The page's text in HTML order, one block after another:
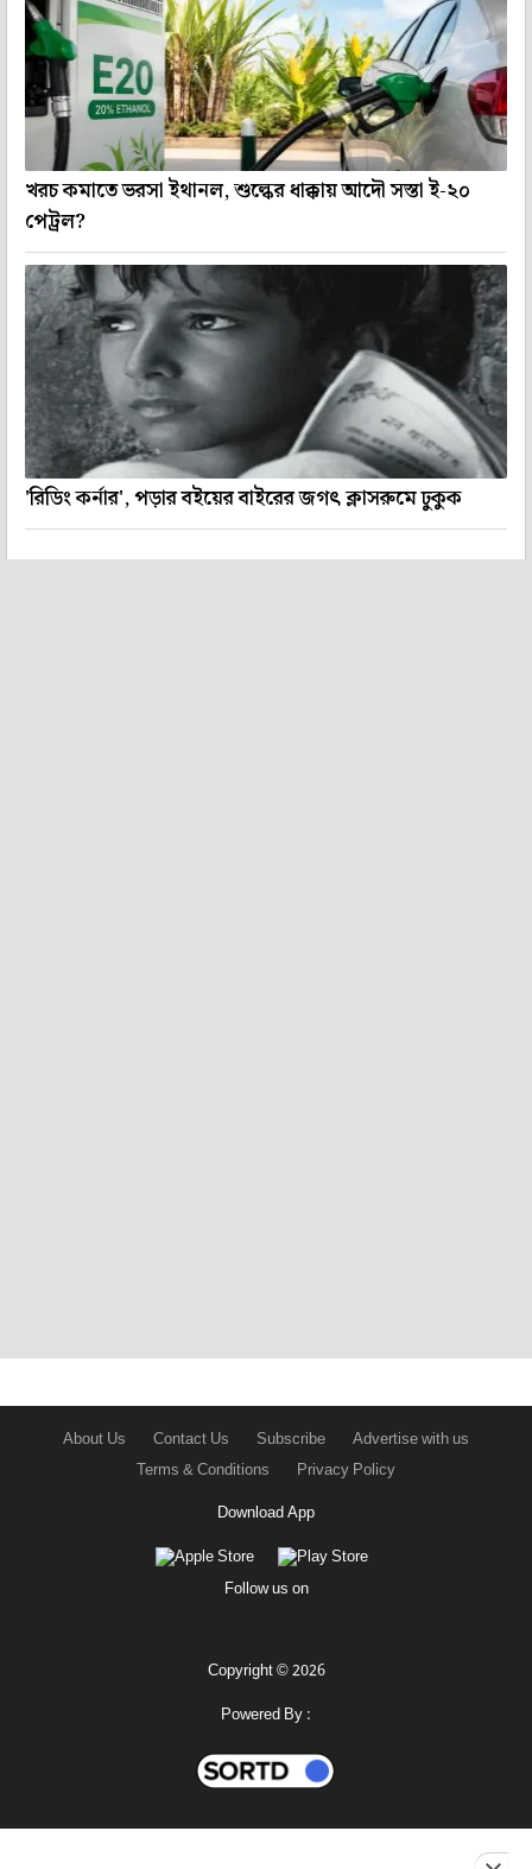
খরচ কমাতে ভরসা ইথানল, শুল্কের ধাক্কায় আদৌ সস্তা ই-২০
পেট্রল?
'রিডিং কর্নার', পড়ার বইয়ের বাইরের জগৎ ক্লাসরুমে ঢুকুক
About Us Contact Us Subscribe
Advertise with us
Terms & Conditions
Privacy Policy
Download App
Follow us on
Copyright © 2026
Powered By :